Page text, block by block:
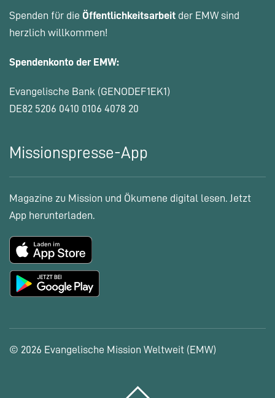
Spenden für die Öffentlichkeitsarbeit der EMW sind
herzlich willkommen!
Spendenkonto der EMW:
Evangelische Bank (GENODEF1EK1)
DE82 5206 0410 0106 4078 20
Missionspresse-App
Magazine zu Mission und Ökumene digital lesen. Jetzt
App herunterladen.
© 2026 Evangelische Mission Weltweit (EMW)